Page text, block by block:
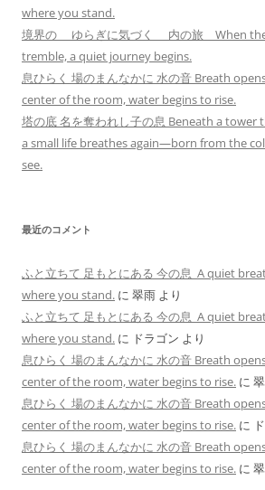
where you stand.
境界の ゆらぎに気づく 内の旅 When
tremble, a quiet journey begins.
息ひらく 場のまんなかに 水の音 Breath
center of the room, water begins to rise.
塔の底 名を奪われし子の息 Beneath a
a small life breathes again—born from the
see.
最近のコメント
ふと立ちて 足もとにある 今の息 A quiet
where you stand. に 翠雨 より
ふと立ちて 足もとにある 今の息 A quiet
where you stand. に ドラゴン より
息ひらく 場のまんなかに 水の音 Breath
center of the room, water begins to rise. に
息ひらく 場のまんなかに 水の音 Breath
center of the room, water begins to rise. に
息ひらく 場のまんなかに 水の音 Breath
center of the room, water begins to rise. に